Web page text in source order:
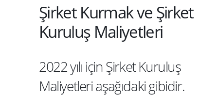
Şirket Kurmak ve Şirket
Kuruluş Maliyetleri
2022 yılı için Şirket Kuruluş
Maliyetleri aşağıdaki gibidir.